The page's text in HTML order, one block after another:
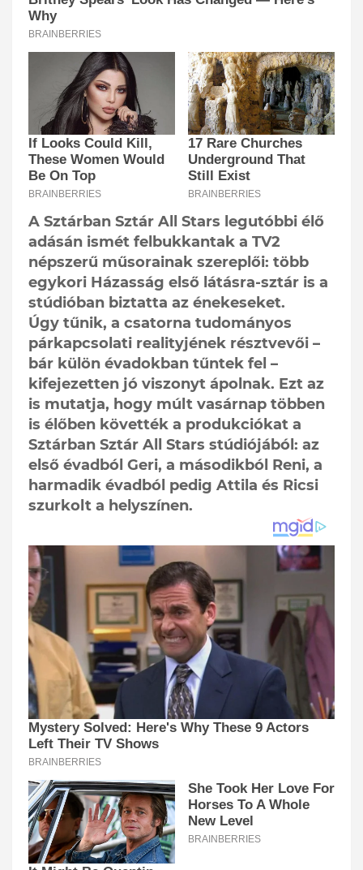
A Sztárban Sztár All Stars legutóbbi élő
adásán ismét felbukkantak a TV2
népszerű műsorainak szereplői: több
egykori Házasság első látásra-sztár is a
stúdióban biztatta az énekeseket.
Úgy tűnik, a csatorna tudományos
párkapcsolati realityjének résztvevői –
bár külön évadokban tűntek fel –
kifejezetten jó viszonyt ápolnak. Ezt az
is mutatja, hogy múlt vasárnap többen
is élőben követték a produkciókat a
Sztárban Sztár All Stars stúdiójából: az
első évadból Geri, a másodikból Reni, a
harmadik évadból pedig Attila és Ricsi
szurkolt a helyszínen.